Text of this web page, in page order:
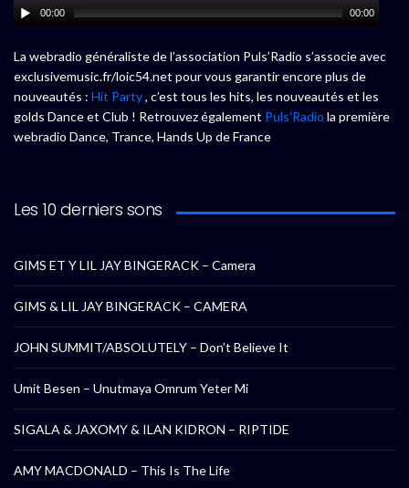
00:00 00:00
La webradio généraliste de l’association Puls’Radio s’associe avec
exclusivemusic.fr/loic54.net pour vous garantir encore plus de
nouveautés : Hit Party, c’est tous les hits, les nouveautés et les
golds Dance et Club ! Retrouvez également Puls’Radio la première
webradio Dance, Trance, Hands Up de France
Les 10 derniers sons
GIMS ET Y LIL JAY BINGERACK – Camera
GIMS & LIL JAY BINGERACK – CAMERA
JOHN SUMMIT/ABSOLUTELY – Don’t Believe It
Umit Besen – Unutmaya Omrum Yeter Mi
SIGALA & JAXOMY & ILAN KIDRON – RIPTIDE
AMY MACDONALD – This Is The Life